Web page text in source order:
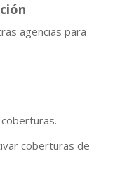
agencias para
coberturas de